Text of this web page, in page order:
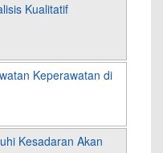
Kualitatif
Keperawatan di
Kesadaran Akan